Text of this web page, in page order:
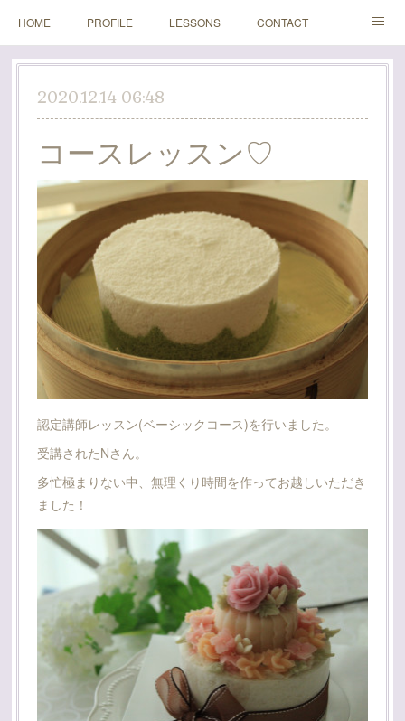
HOME PROFILE LESSONS CONTACT
BLOGS Instagram
2020.12.14 06:48
コースレッスン♡
認定講師レッスン(ベーシックコース)を行いました。
受講されたNさん。
多忙極まりない中、無理くり時間を作ってお越しいただき
ました！